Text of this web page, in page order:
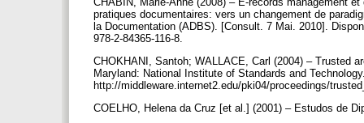
pratiques documentaires: vers un changement de
la Documentation (ADBS). [Consult. 7 Mai. 2010].
978-2-84365-116-8.
CHOKHANI, Santoh; WALLACE, Carl (2004) – Trusted
Maryland: National Institute of Standards and
http://middleware.internet2.edu/pki04/proceedings/
COELHO, Helena da Cruz [et al.] (2001) – Estudos de